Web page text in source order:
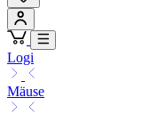
Logi
Mäuse